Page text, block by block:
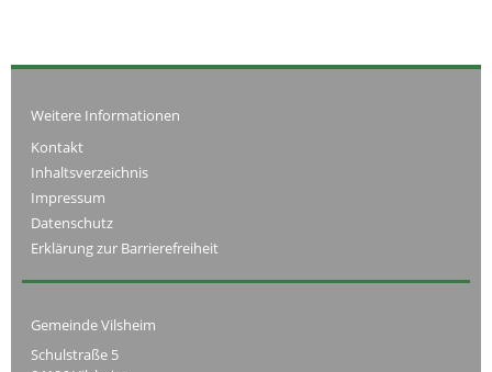
Weitere Informationen
Kontakt
Inhaltsverzeichnis
Impressum
Datenschutz
Erklärung zur Barrierefreiheit
Gemeinde Vilsheim
Schulstraße 5